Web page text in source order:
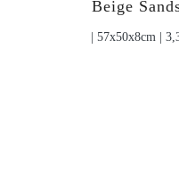
Beige
| 57x50x8cm |